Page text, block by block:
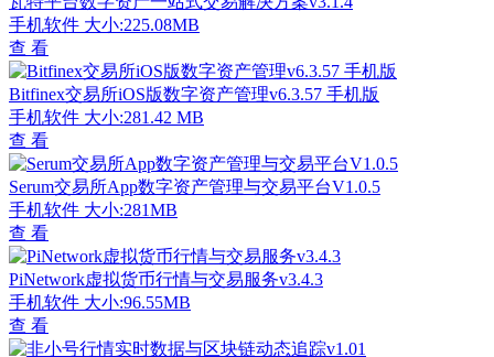
手机软件 大小:225.08MB
查 看
Bitfinex交易所iOS版数字资产管理v6.3.57 手机版
手机软件 大小:281.42 MB
查 看
Serum交易所App数字资产管理与交易平台V1.0.5
手机软件 大小:281MB
查 看
PiNetwork虚拟货币行情与交易服务v3.4.3
手机软件 大小:96.55MB
查 看